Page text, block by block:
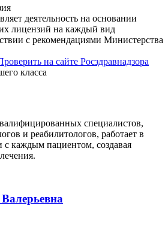
деятельность на основании
лицензий на каждый вид
с рекомендациями Министерства
на сайте Росздравнадзора
класса
специалистов,
и реабилитологов, работает в
с каждым пациентом, создавая